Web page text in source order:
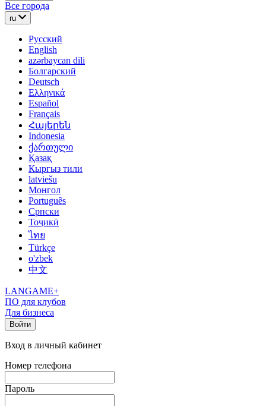
Все города
ru
Русский
English
azərbaycan dili
Болгарский
Deutsch
Ελληνικά
Español
Français
Հայերեն
Indonesia
ქართული
Қазақ
Кыргыз тили
latviešu
Монгол
Português
Српски
Тоҷикӣ
ไทย
Türkçe
o'zbek
中文
LANGAME+
ПО для клубов
Для бизнеса
Войти
Вход в личный кабинет
Номер телефона
Пароль